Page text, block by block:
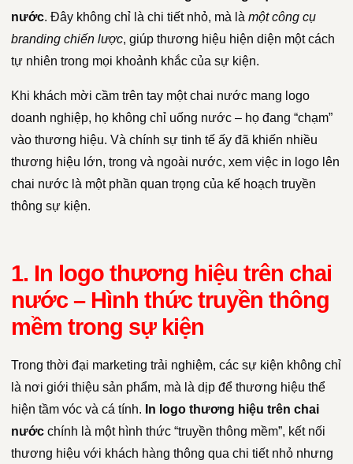
nước. Đây không chỉ là chi tiết nhỏ, mà là một công cụ
branding chiến lược, giúp thương hiệu hiện diện một cách
tự nhiên trong mọi khoảnh khắc của sự kiện.
Khi khách mời cầm trên tay một chai nước mang logo
doanh nghiệp, họ không chỉ uống nước – họ đang “chạm”
vào thương hiệu. Và chính sự tinh tế ấy đã khiến nhiều
thương hiệu lớn, trong và ngoài nước, xem việc in logo lên
chai nước là một phần quan trọng của kế hoạch truyền
thông sự kiện.
1. In logo thương hiệu trên chai
nước – Hình thức truyền thông
mềm trong sự kiện
Trong thời đại marketing trải nghiệm, các sự kiện không chỉ
là nơi giới thiệu sản phẩm, mà là dịp để thương hiệu thể
hiện tầm vóc và cá tính. In logo thương hiệu trên chai
nước chính là một hình thức “truyền thông mềm”, kết nối
thương hiệu với khách hàng thông qua chi tiết nhỏ nhưng